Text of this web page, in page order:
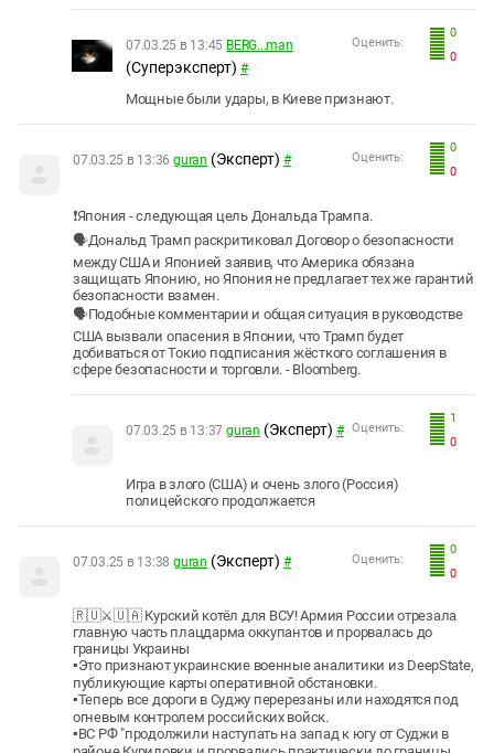
0
0
Оценить:
07.03.25 в 13:45 BERG...man
(Суперэксперт) #
Мощные были удары, в Киеве признают.
0
0
Оценить:
07.03.25 в 13:36 guran (Эксперт) #
❗Япония - следующая цель Дональда Трампа.
🗣Дональд Трамп раскритиковал Договор о безопасности
между США и Японией заявив, что Америка обязана
защищать Японию, но Япония не предлагает тех же гарантий
безопасности взамен.
🗣Подобные комментарии и общая ситуация в руководстве
США вызвали опасения в Японии, что Трамп будет
добиваться от Токио подписания жёсткого соглашения в
сфере безопасности и торговли. - Bloomberg.
1
0
Оценить:
07.03.25 в 13:37 guran (Эксперт) #
Игра в злого (США) и очень злого (Россия)
полицейского продолжается
0
0
Оценить:
07.03.25 в 13:38 guran (Эксперт) #
🇷🇺⚔️🇺🇦 Курский котёл для ВСУ! Армия России отрезала
главную часть плацдарма оккупантов и прорвалась до
границы Украины
▪️Это признают украинские военные аналитики из DeepState,
публикующие карты оперативной обстановки.
▪️Теперь все дороги в Суджу перерезаны или находятся под
огневым контролем российских войск.
▪️ВС РФ "продолжили наступать на запад к югу от Суджи в